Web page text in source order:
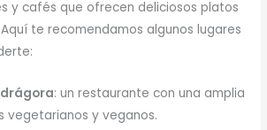
y cafés que ofrecen deliciosos platos
te recomendamos algunos lugares
: un restaurante con una amplia
vegetarianos y veganos.